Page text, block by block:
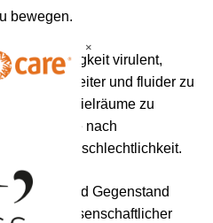
bewegen.
Notwendigkeit virulent,
weiter und fluider zu
zu
die Suche nach
von Zweigeschlechtlichkeit.
sind Gegenstand
kulturwissenschaftlicher
×